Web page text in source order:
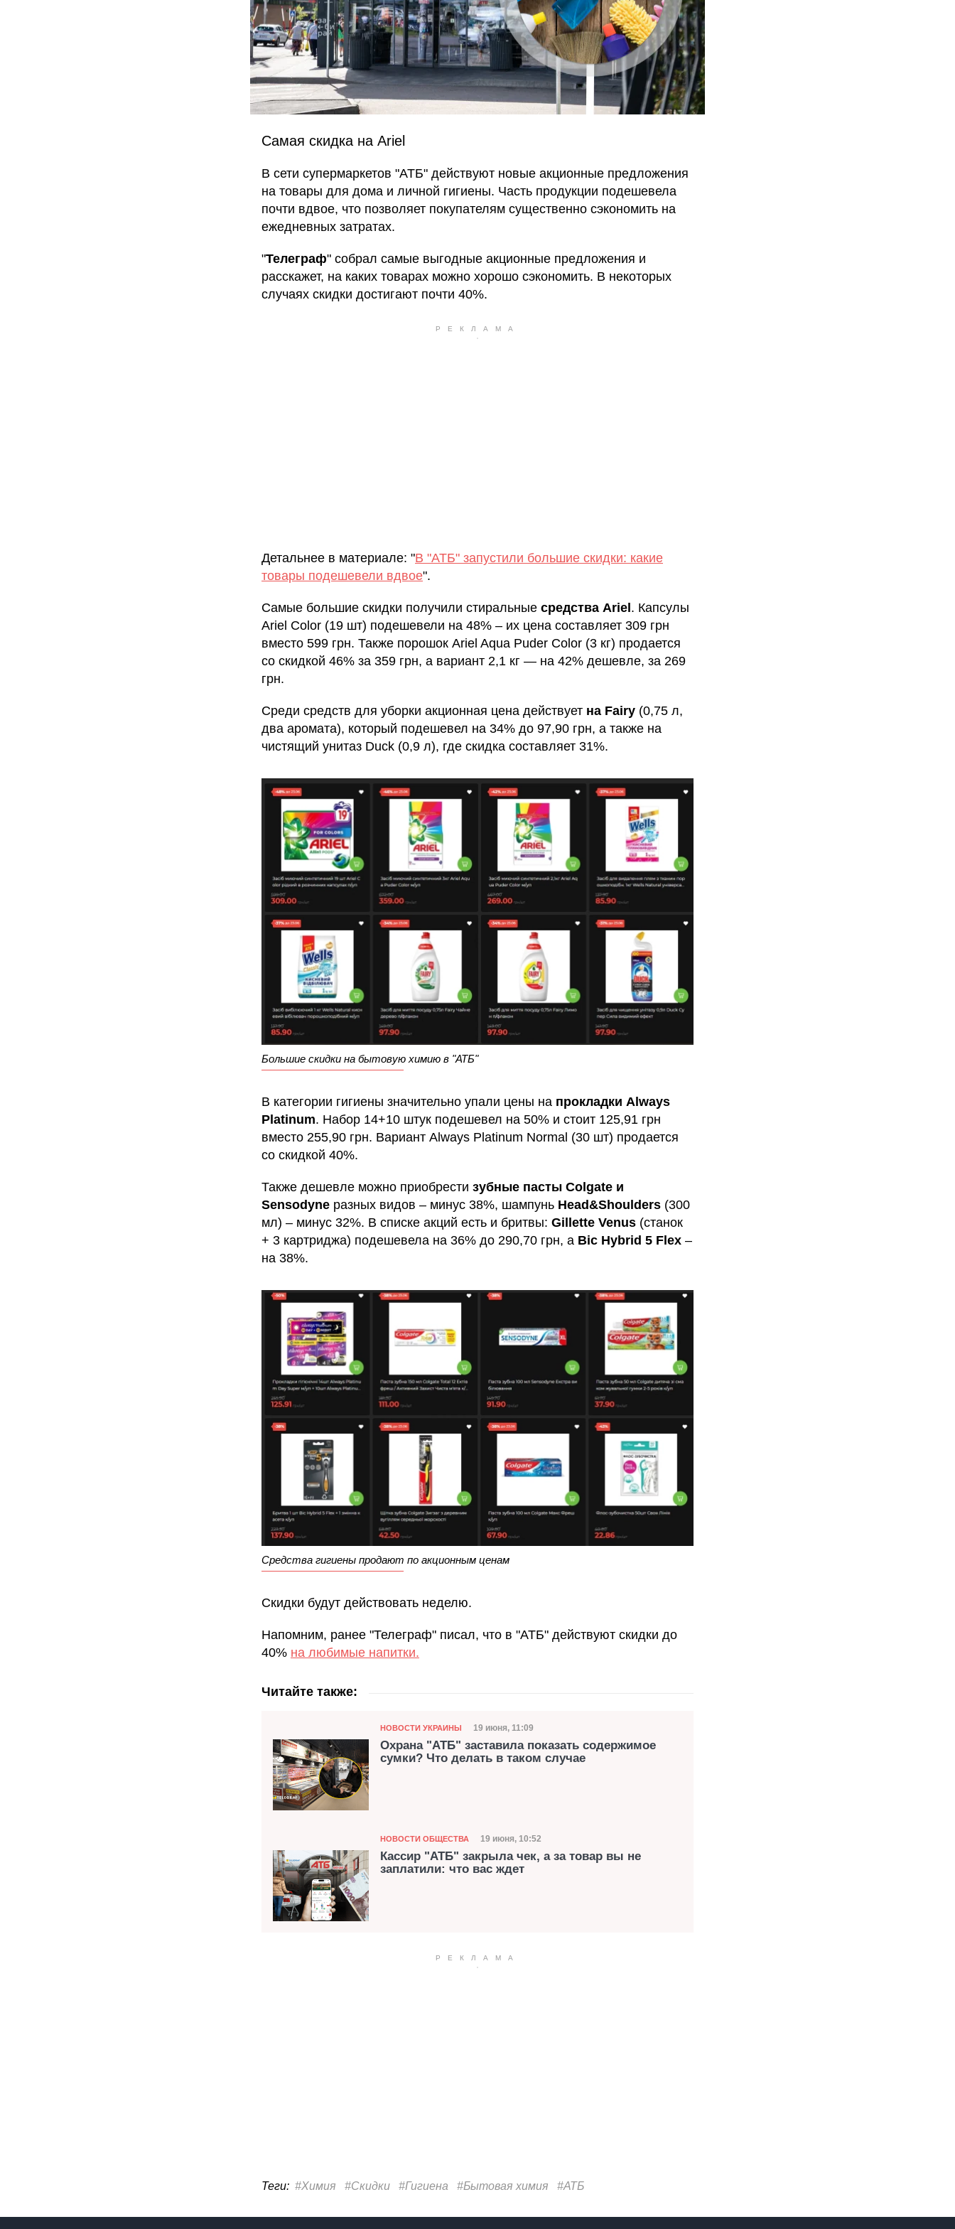
Самая скидка на Ariel
В сети супермаркетов "АТБ" действуют новые акционные предложения
на товары для дома и личной гигиены. Часть продукции подешевела
почти вдвое, что позволяет покупателям существенно сэкономить на
ежедневных затратах.
"Телеграф" собрал самые выгодные акционные предложения и
расскажет, на каких товарах можно хорошо сэкономить. В некоторых
случаях скидки достигают почти 40%.
Детальнее в материале: "В "АТБ" запустили большие скидки: какие
товары подешевели вдвое".
Самые большие скидки получили стиральные средства Ariel. Капсулы
Ariel Color (19 шт) подешевели на 48% – их цена составляет 309 грн
вместо 599 грн. Также порошок Ariel Aqua Puder Color (3 кг) продается
со скидкой 46% за 359 грн, а вариант 2,1 кг — на 42% дешевле, за 269
грн.
Среди средств для уборки акционная цена действует на Fairy (0,75 л,
два аромата), который подешевел на 34% до 97,90 грн, а также на
чистящий унитаз Duck (0,9 л), где скидка составляет 31%.
Большие скидки на бытовую химию в "АТБ"
В категории гигиены значительно упали цены на прокладки Always
Platinum. Набор 14+10 штук подешевел на 50% и стоит 125,91 грн
вместо 255,90 грн. Вариант Always Platinum Normal (30 шт) продается
со скидкой 40%.
Также дешевле можно приобрести зубные пасты Colgate и
Sensodyne разных видов – минус 38%, шампунь Head&Shoulders (300
мл) – минус 32%. В списке акций есть и бритвы: Gillette Venus (станок
+ 3 картриджа) подешевела на 36% до 290,70 грн, а Bic Hybrid 5 Flex –
на 38%.
Средства гигиены продают по акционным ценам
Скидки будут действовать неделю.
Напомним, ранее "Телеграф" писал, что в "АТБ" действуют скидки до
40% на любимые напитки.
Читайте также:
Категория
НОВОСТИ УКРАИНЫ Дата публикации
19 июня, 11:09
Охрана "АТБ" заставила показать содержимое
сумки? Что делать в таком случае
Категория
НОВОСТИ ОБЩЕСТВА Дата публикации
19 июня, 10:52
Кассир "АТБ" закрыла чек, а за товар вы не
заплатили: что вас ждет
Теги: #Химия #Скидки #Гигиена #Бытовая химия #АТБ